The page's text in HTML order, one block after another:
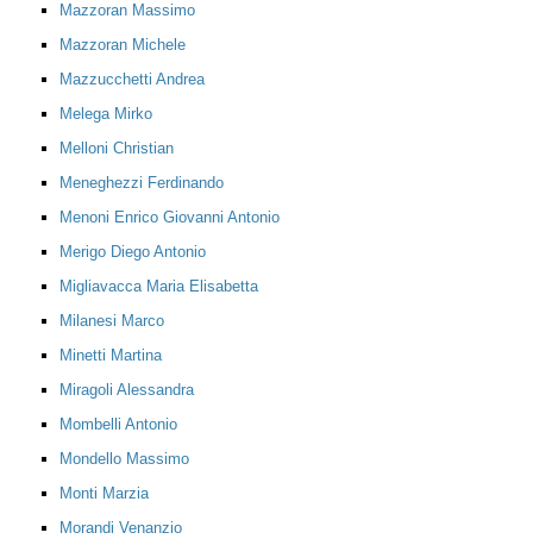
Mazzoran Massimo
Mazzoran Michele
Mazzucchetti Andrea
Melega Mirko
Melloni Christian
Meneghezzi Ferdinando
Menoni Enrico Giovanni Antonio
Merigo Diego Antonio
Migliavacca Maria Elisabetta
Milanesi Marco
Minetti Martina
Miragoli Alessandra
Mombelli Antonio
Mondello Massimo
Monti Marzia
Morandi Venanzio